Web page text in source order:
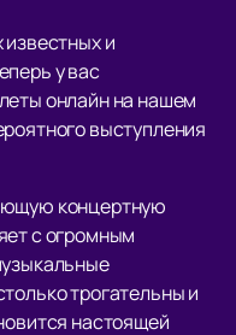
и
у вас
онлайн на нашем
выступления
концертную
с огромным
трогательны и
настоящей